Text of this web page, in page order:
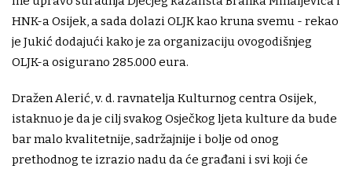
HNK-a Osijek, a sada dolazi OLJK kao kruna svemu - rekao
je Jukić dodajući kako je za organizaciju ovogodišnjeg
OLJK-a osigurano 285.000 eura.
Dražen Alerić, v. d. ravnatelja Kulturnog centra Osijek,
istaknuo je da je cilj svakog Osječkog ljeta kulture da bude
bar malo kvalitetnije, sadržajnije i bolje od onog
prethodnog te izrazio nadu da će građani i svi koji će